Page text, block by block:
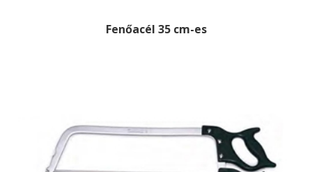
Fenőacél 35 cm-es